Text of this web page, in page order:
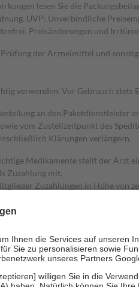
lesen Sie die
UVP: Unverbindliche
Preisänderungen und
der Arzneimittel und
verwenden. Vor Gebrauch
an den Paketdienstleister
vom Zustellzeitpunkt des
Klärungen verlängern.
Medikamente stellt der Arzt
Zuzahlung mit.
Zuzahlungen in Höhe von
auch für Online-Apotheken.
Versicherten für ihre eigene
bis zum vollendeten 18.
und Früherkennung, die